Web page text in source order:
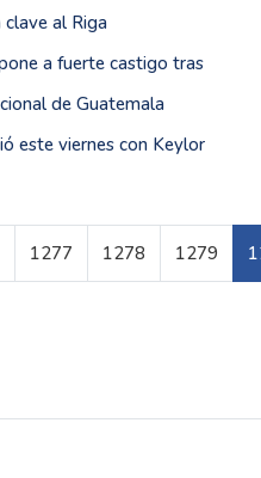
al Riga
a fuerte castigo tras
de Guatemala
este viernes con Keylor
Página 1280 de 1600
1277 1278 1279